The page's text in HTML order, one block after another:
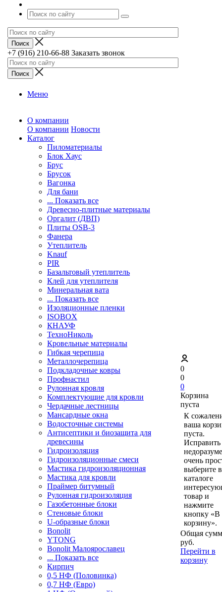
+7 (916) 210-66-88 Заказать звонок
Меню
О компании
О компании Новости
Каталог
Пиломатериалы
Блок Хаус
Брус
Брусок
Вагонка
Для бани
... Показать все
Древесно-плитные материалы
Оргалит (ДВП)
Плиты OSB-3
Фанера
Утеплитель
Knauf
PIR
Базальтовый утеплитель
Клей для утеплителя
Минеральная вата
... Показать все
Изоляционные пленки
ISOBOX
КНАУФ
ТехноНиколь
Кровельные материалы
Гибкая черепица
Металлочерепица
Подкладочные ковры
Профнастил
Рулонная кровля
Комплектующие для кровли
Чердачные лестницы
Мансардные окна
Водосточные системы
Антисептики и биозащита для
древесины
Гидроизоляция
Гидроизоляционные смеси
Мастика гидроизоляционная
Мастика для кровли
Праймер битумный
Рулонная гидроизоляция
Газобетонные блоки
Стеновые блоки
U-образные блоки
Bonolit
YTONG
Bonolit Малоярославец
... Показать все
Кирпич
0,5 НФ (Половинка)
0,7 НФ (Евро)
0
0
0
Корзина
пуста
К
ваша
пуста.
Исправить
очень
выберите в
каталоге
товар и
нажмите
кнопку «В
корзину».
Общая
руб.
Перейти в
корзину